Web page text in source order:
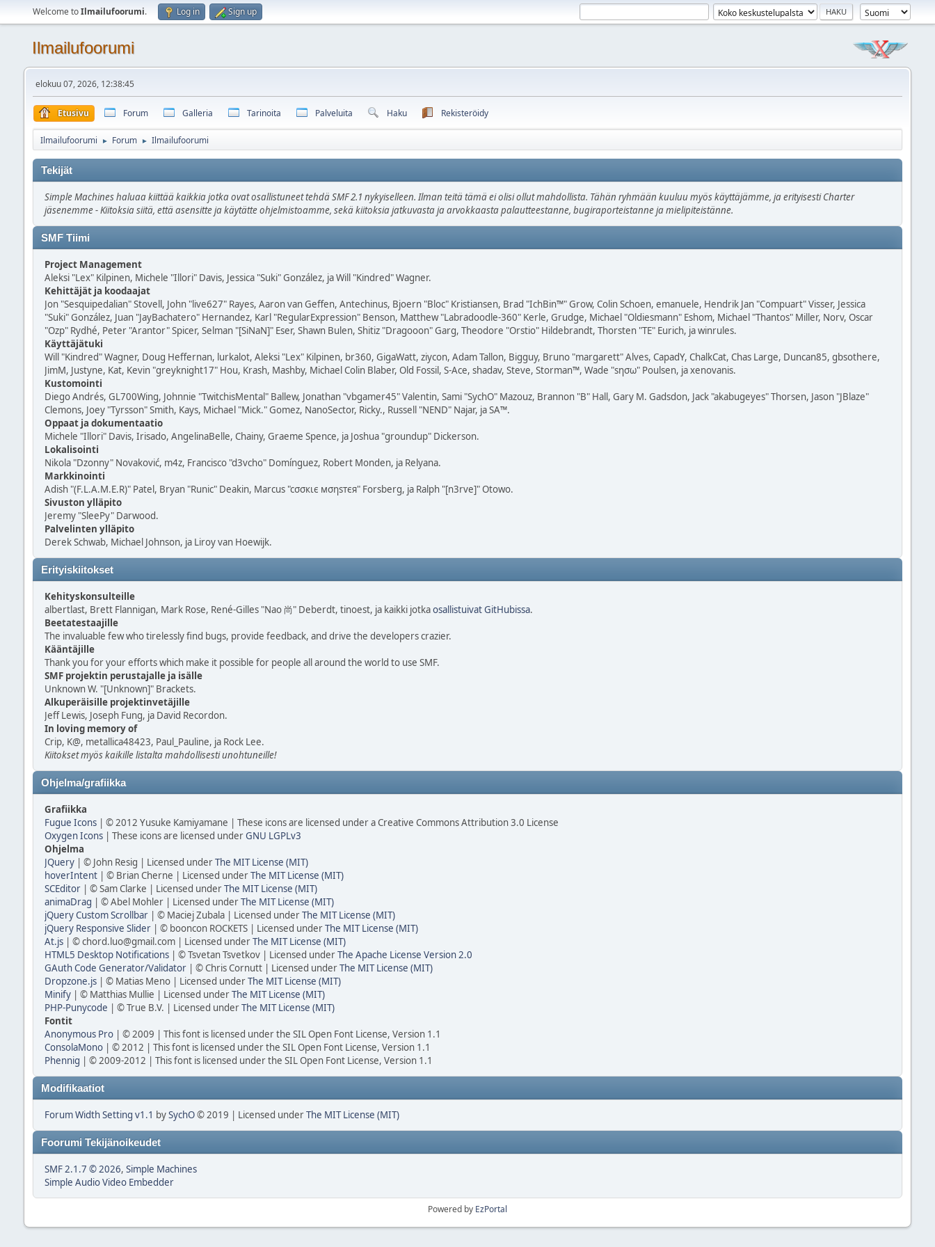
Welcome toIlmailufoorumi. Log in Sign up
Ilmailufoorumi
elokuu 07, 2026, 12:38:45
Etusivu Forum Galleria Tarinoita Palveluita Haku Rekisteröidy
Ilmailufoorumi ► Forum ► Ilmailufoorumi
Tekijät
Simple Machines haluaa kiittää kaikkia jotka ovat osallistuneet tehdä SMF 2.1 nykyiselleen. Ilman teitä tämä ei olisi ollut mahdollista. Tähän ryhmään kuuluu myös käyttäjämme, ja erityisesti Charter
jäsenemme - Kiitoksia siitä, että asensitte ja käytätte ohjelmistoamme, sekä kiitoksia jatkuvasta ja arvokkaasta palautteestanne, bugiraporteistanne ja mielipiteistänne.
SMF Tiimi
Project Management
Aleksi "Lex" Kilpinen, Michele "Illori" Davis, Jessica "Suki" González, ja Will "Kindred" Wagner.
Kehittäjät ja koodaajat
Jon "Sesquipedalian" Stovell, John "live627" Rayes, Aaron van Geffen, Antechinus, Bjoern "Bloc" Kristiansen, Brad "IchBin™" Grow, Colin Schoen, emanuele, Hendrik Jan "Compuart" Visser, Jessica
"Suki" González, Juan "JayBachatero" Hernandez, Karl "RegularExpression" Benson, Matthew "Labradoodle-360" Kerle, Grudge, Michael "Oldiesmann" Eshom, Michael "Thantos" Miller, Norv, Oscar
"Ozp" Rydhé, Peter "Arantor" Spicer, Selman "[SiNaN]" Eser, Shawn Bulen, Shitiz "Dragooon" Garg, Theodore "Orstio" Hildebrandt, Thorsten "TE" Eurich, ja winrules.
Käyttäjätuki
Will "Kindred" Wagner, Doug Heffernan, lurkalot, Aleksi "Lex" Kilpinen, br360, GigaWatt, ziycon, Adam Tallon, Bigguy, Bruno "margarett" Alves, CapadY, ChalkCat, Chas Large, Duncan85, gbsothere,
JimM, Justyne, Kat, Kevin "greyknight17" Hou, Krash, Mashby, Michael Colin Blaber, Old Fossil, S-Ace, shadav, Steve, Storman™, Wade "sησω" Poulsen, ja xenovanis.
Kustomointi
Diego Andrés, GL700Wing, Johnnie "TwitchisMental" Ballew, Jonathan "vbgamer45" Valentin, Sami "SychO" Mazouz, Brannon "B" Hall, Gary M. Gadsdon, Jack "akabugeyes" Thorsen, Jason "JBlaze"
Clemons, Joey "Tyrsson" Smith, Kays, Michael "Mick." Gomez, NanoSector, Ricky., Russell "NEND" Najar, ja SA™.
Oppaat ja dokumentaatio
Michele "Illori" Davis, Irisado, AngelinaBelle, Chainy, Graeme Spence, ja Joshua "groundup" Dickerson.
Lokalisointi
Nikola "Dzonny" Novaković, m4z, Francisco "d3vcho" Domínguez, Robert Monden, ja Relyana.
Markkinointi
Adish "(F.L.A.M.E.R)" Patel, Bryan "Runic" Deakin, Marcus "cσσкιє мσηѕтєя" Forsberg, ja Ralph "[n3rve]" Otowo.
Sivuston ylläpito
Jeremy "SleePy" Darwood.
Palvelinten ylläpito
Derek Schwab, Michael Johnson, ja Liroy van Hoewijk.
Erityiskiitokset
Kehityskonsulteille
albertlast, Brett Flannigan, Mark Rose, René-Gilles "Nao 尚" Deberdt, tinoest, ja kaikki jotkaosallistuivat GitHubissa.
Beetatestaajille
The invaluable few who tirelessly find bugs, provide feedback, and drive the developers crazier.
Kääntäjille
Thank you for your efforts which make it possible for people all around the world to use SMF.
SMF projektin perustajalle ja isälle
Unknown W. "[Unknown]" Brackets.
Alkuperäisille projektinvetäjille
Jeff Lewis, Joseph Fung, ja David Recordon.
In loving memory of
Crip, K@, metallica48423, Paul_Pauline, ja Rock Lee.
Kiitokset myös kaikille listalta mahdollisesti unohtuneille!
Ohjelma/grafiikka
Grafiikka
Fugue Icons| © 2012 Yusuke Kamiyamane | These icons are licensed under a Creative Commons Attribution 3.0 License
Oxygen Icons| These icons are licensed underGNU LGPLv3
Ohjelma
JQuery| © John Resig | Licensed underThe MIT License (MIT)
hoverIntent| © Brian Cherne | Licensed underThe MIT License (MIT)
SCEditor| © Sam Clarke | Licensed underThe MIT License (MIT)
animaDrag | © Abel Mohler | Licensed underThe MIT License (MIT)
jQuery Custom Scrollbar| © Maciej Zubala | Licensed underThe MIT License (MIT)
jQuery Responsive Slider| © booncon ROCKETS | Licensed underThe MIT License (MIT)
At.js| © chord.luo@gmail.com | Licensed underThe MIT License (MIT)
HTML5 Desktop Notifications| © Tsvetan Tsvetkov | Licensed underThe Apache License Version 2.0
GAuth Code Generator/Validator| © Chris Cornutt | Licensed underThe MIT License (MIT)
Dropzone.js| © Matias Meno | Licensed underThe MIT License (MIT)
Minify| © Matthias Mullie | Licensed underThe MIT License (MIT)
PHP-Punycode | © True B.V. | Licensed underThe MIT License (MIT)
Fontit
Anonymous Pro| © 2009 | This font is licensed under the SIL Open Font License, Version 1.1
ConsolaMono| © 2012 | This font is licensed under the SIL Open Font License, Version 1.1
Phennig | © 2009-2012 | This font is licensed under the SIL Open Font License, Version 1.1
Modifikaatiot
Forum Width Setting v1.1 bySychO© 2019 | Licensed underThe MIT License (MIT)
Foorumi Tekijänoikeudet
SMF 2.1.7 © 2026, Simple Machines
Simple Audio Video Embedder
Powered by EzPortal